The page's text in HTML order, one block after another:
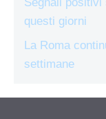
questi giorni
La Roma
settimane